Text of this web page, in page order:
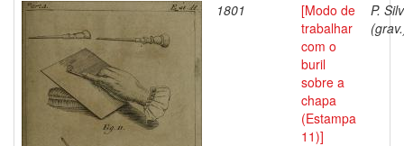
1801
[Modo de
trabalhar
com o
buril
sobre a
chapa
(Estampa
11)]
P.